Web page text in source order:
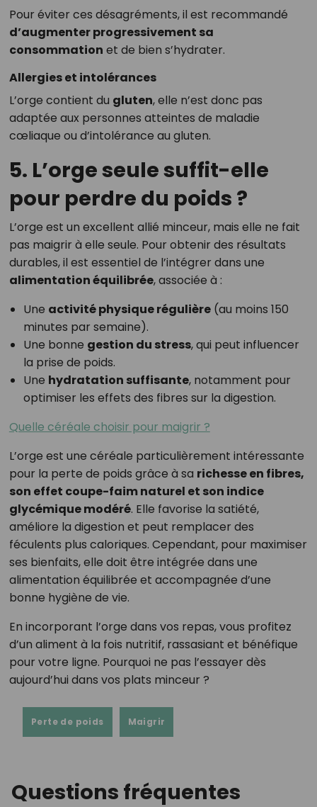
Pour éviter ces désagréments, il est recommandé
d’augmenter progressivement sa
consommation et de bien s’hydrater.
Allergies et intolérances
L’orge contient du gluten, elle n’est donc pas
adaptée aux personnes atteintes de maladie
cœliaque ou d’intolérance au gluten.
5. L’orge seule suffit-elle
pour perdre du poids ?
L’orge est un excellent allié minceur, mais elle ne fait
pas maigrir à elle seule. Pour obtenir des résultats
durables, il est essentiel de l’intégrer dans une
alimentation équilibrée, associée à :
Une activité physique régulière(au moins 150
minutes par semaine).
Une bonne gestion du stress, qui peut influencer
la prise de poids.
Une hydratation suffisante, notamment pour
optimiser les effets des fibres sur la digestion.
Quelle céréale choisir pour maigrir ?
L’orge est une céréale particulièrement intéressante
pour la perte de poids grâce à sa richesse en fibres,
son effet coupe-faim naturel et son indice
glycémique modéré. Elle favorise la satiété,
améliore la digestion et peut remplacer des
féculents plus caloriques. Cependant, pour maximiser
ses bienfaits, elle doit être intégrée dans une
alimentation équilibrée et accompagnée d’une
bonne hygiène de vie.
En incorporant l’orge dans vos repas, vous profitez
d’un aliment à la fois nutritif, rassasiant et bénéfique
pour votre ligne. Pourquoi ne pas l’essayer dès
aujourd’hui dans vos plats minceur ?
Perte de poids Maigrir
Questions fréquentes